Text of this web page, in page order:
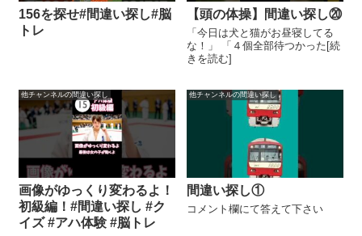
156を探せ#間違い探し#脳
トレ
【頭の体操】間違い探し⑳
「今日は犬と猫がお昼寝してる
な！」 「４個全部待つかった[続
きを読む]
他チャンネルの間違い探し
画像がゆっくり変わるよ！
初級編！#間違い探し #ク
イズ #アハ体験 #脳トレ
他チャンネルの間違い探し
間違い探し①
コメント欄にて答えて下さい